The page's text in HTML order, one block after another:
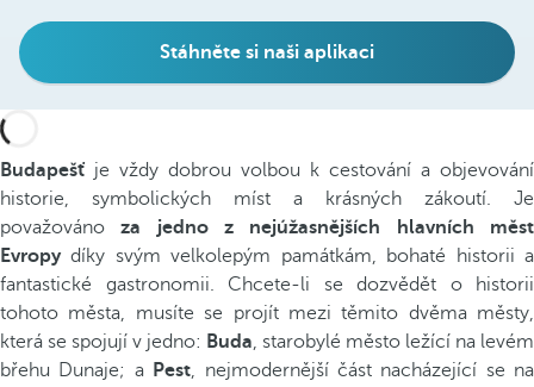
Stáhněte si naši aplikaci
Budapešť je vždy dobrou volbou k cestování a objevování
historie, symbolických míst a krásných zákoutí. Je
považovánoza jedno z nejúžasnějších hlavních měst
Evropydíky svým velkolepým památkám, bohaté historii a
fantastické gastronomii. Chcete-li se dozvědět o historii
tohoto města, musíte se projít mezi těmito dvěma městy,
která se spojují v jedno: Buda, starobylé město ležící na levém
břehu Dunaje; a Pest, nejmodernější část nacházející se na